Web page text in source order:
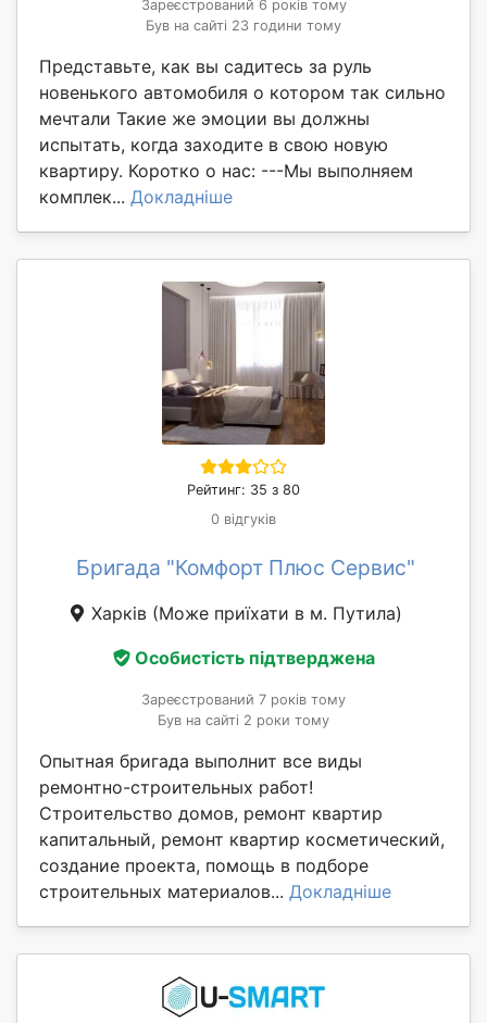
Зареєстрований 6 років тому
Був на сайті 23 години тому
Представьте, как вы садитесь за руль
новенького автомобиля о котором так сильно
мечтали Такие же эмоции вы должны
испытать, когда заходите в свою новую
квартиру. Коротко о нас: ---Мы выполняем
комплек... Докладніше
Рейтинг: 35 з 80
0 відгуків
Бригада "Комфорт Плюс Сервис"
Харків (Може приїхати в м. Путила)
Особистість підтверджена
Зареєстрований 7 років тому
Був на сайті 2 роки тому
Опытная бригада выполнит все виды
ремонтно-строительных работ!
Строительство домов, ремонт квартир
капитальный, ремонт квартир косметический,
создание проекта, помощь в подборе
строительных материалов... Докладніше